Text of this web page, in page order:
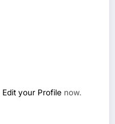
Edit your Profile now.